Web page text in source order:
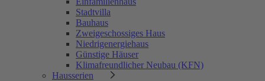
Stadtvilla
Bauhaus
Zweigeschossiges Haus
Niedrigenergiehaus
Günstige Häuser
Klimafreundlicher Neubau (KFN)
Hausserien